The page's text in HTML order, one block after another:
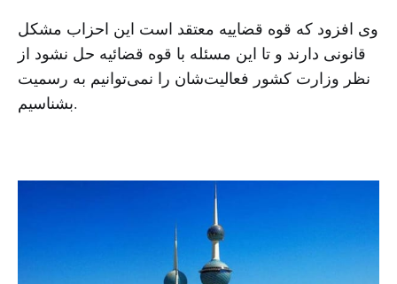
وی افزود که قوه قضاییه معتقد است این احزاب مشکل
قانونی دارند و تا این مسئله با قوه قضائیه حل نشود از
نظر وزارت کشور فعالیت‌شان را نمی‌توانیم به رسمیت
بشناسیم.